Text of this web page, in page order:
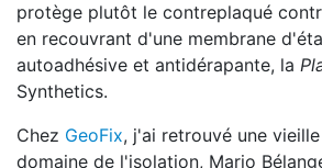
protège plutôt le contreplaqué
en recouvrant d'une membrane
autoadhésive et antidérapante, la
Synthetics.
Chez GeoFix, j'ai retrouvé une
domaine de l'isolation, Mario